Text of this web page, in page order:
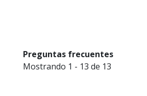
Preguntas frecuentes
Mostrando 1 - 13 de 13